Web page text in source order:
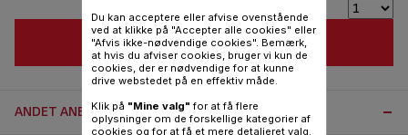
FØJ TIL INDKØBSVOGN
ANDET ANBEFALET TILBEHØR:
Du kan acceptere eller afvise ovenstående
ved at klikke på "Accepter alle cookies" eller
"Afvis ikke-nødvendige cookies". Bemærk,
at hvis du afviser cookies, bruger vi kun de
cookies, der er nødvendige for at kunne
drive webstedet på en effektiv måde.
Klik på "Mine valg" for at få flere
oplysninger om de forskellige kategorier af
cookies og for at få et mere detaljeret valg.